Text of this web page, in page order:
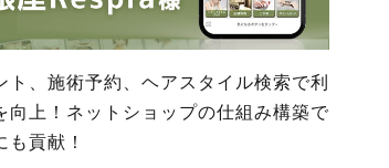
ト、施術予約、ヘアスタイル検索で利
向上！ネットショップの仕組み構築で
も貢献！